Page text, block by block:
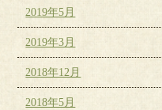
2019年5月
2019年3月
2018年12月
2018年5月